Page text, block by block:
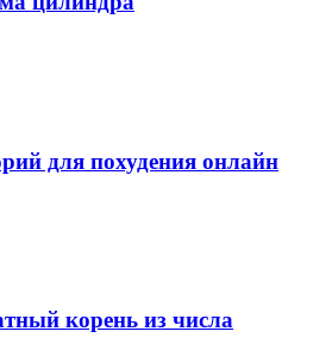
для похудения онлайн
корень из числа